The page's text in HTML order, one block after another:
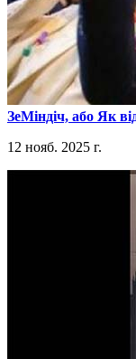
​ЗеМіндіч, або Як
12 нояб. 2025 г.